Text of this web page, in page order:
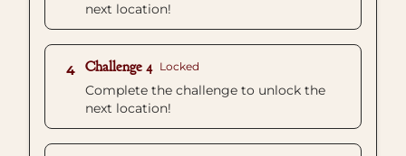
next location!
4 Challenge 4 Locked
Complete the challenge to unlock the
next location!